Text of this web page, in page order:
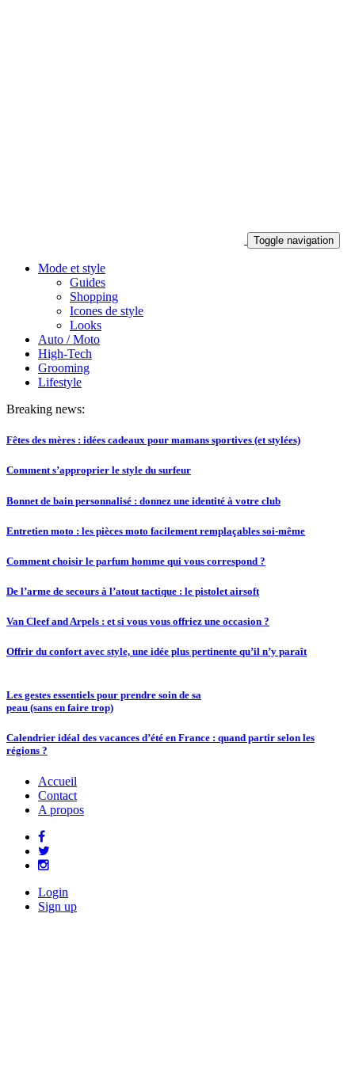
Toggle navigation
Mode et style
Guides
Shopping
Icones de style
Looks
Auto / Moto
High-Tech
Grooming
Lifestyle
Breaking news:
Fêtes des mères : idées cadeaux pour mamans sportives (et stylées)
Comment s’approprier le style du surfeur
Bonnet de bain personnalisé : donnez une identité à votre club
Entretien moto : les pièces moto facilement remplaçables soi-même
Comment choisir le parfum homme qui vous correspond ?
De l’arme de secours à l’atout tactique : le pistolet airsoft
Van Cleef and Arpels : et si vous vous offriez une occasion ?
Offrir du confort avec style, une idée plus pertinente qu’il n’y paraît
Les gestes essentiels pour prendre soin de sa
peau (sans en faire trop)
Calendrier idéal des vacances d’été en France : quand partir selon les
régions ?
Accueil
Contact
A propos
Login
Sign up